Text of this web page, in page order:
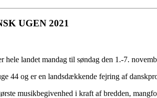
UGEN 2021
hele landet mandag til søndag den 1.-7.
44 og er en landsdækkende fejring af
musikbegivenhed i kraft af bredden,